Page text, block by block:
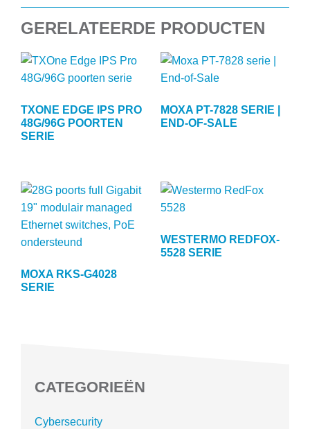
GERELATEERDE PRODUCTEN
TXONE EDGE IPS PRO
48G/96G POORTEN
SERIE
MOXA PT-7828 SERIE |
END-OF-SALE
MOXA RKS-G4028
SERIE
WESTERMO REDFOX-
5528 SERIE
CATEGORIEËN
Cybersecurity